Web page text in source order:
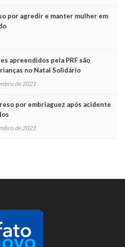
por agredir e manter mulher em
apreendidos pela PRF são
no Natal Solidário
de 2021
por embriaguez após acidente
de 2021